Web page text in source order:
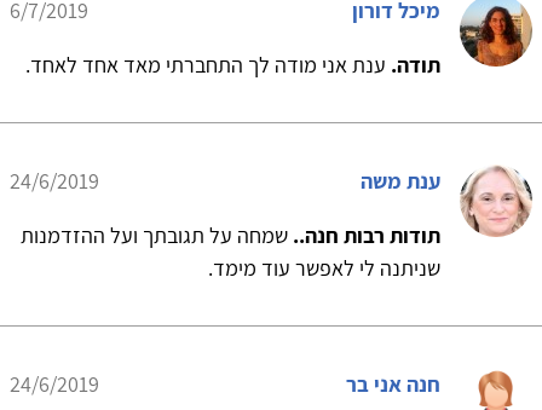
מיכל דורון
6/7/2019
תודה. ענת אני מודה לך התחברתי מאד אחד לאחד.
ענת משה
24/6/2019
תודות רבות חנה.. שמחה על תגובתך ועל ההזדמנות
שניתנה לי לאפשר עוד מימד.
חנה אני בר
24/6/2019